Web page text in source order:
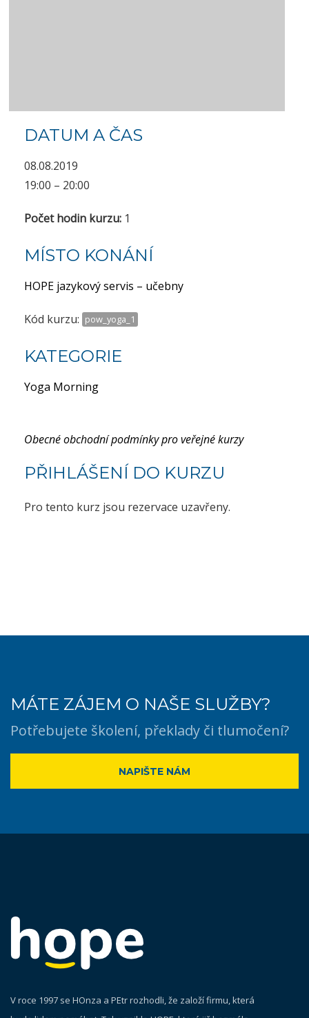
DATUM A ČAS
08.08.2019
19:00 – 20:00
Počet hodin kurzu: 1
MÍSTO KONÁNÍ
HOPE jazykový servis – učebny
Kód kurzu: pow_yoga_1
KATEGORIE
Yoga Morning
Obecné obchodní podmínky pro veřejné kurzy
PŘIHLÁŠENÍ DO KURZU
Pro tento kurz jsou rezervace uzavřeny.
MÁTE ZÁJEM O NAŠE SLUŽBY?
Potřebujete školení, překlady či tlumočení?
NAPIŠTE NÁM
V roce 1997 se HOnza a PEtr rozhodli, že založí firmu, která